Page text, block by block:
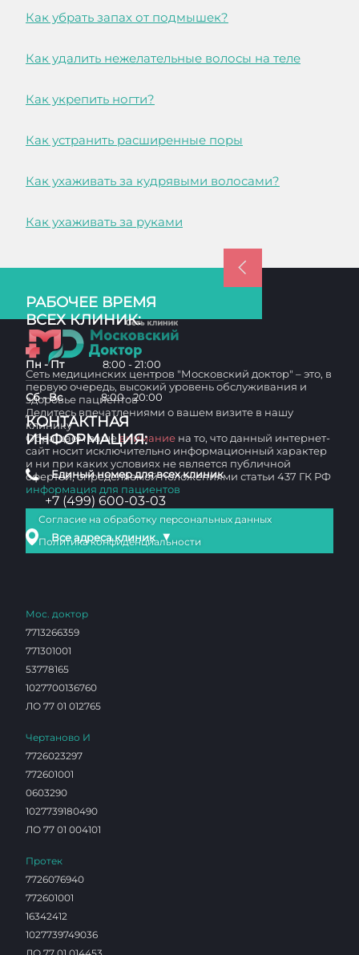
Как убрать запах от подмышек?
Как удалить нежелательные волосы на теле
Как укрепить ногти?
Как устранить расширенные поры
Как ухаживать за кудрявыми волосами?
Как ухаживать за руками
РАБОЧЕЕ ВРЕМЯ
ВСЕХ КЛИНИК:
Пн - Пт 8:00 - 21:00
Сб - Вс 8:00 - 20:00
КОНТАКТНАЯ
ИНФОРМАЦИЯ:
Единый номер для всех клиник
+7 (499) 600-03-03
Все адреса клиник ▼
Сеть медицинских центров "Московский доктор" – это, в
первую очередь, высокий уровень обслуживания и
здоровье пациентов
Делитесь впечатлениями о вашем визите в нашу
клинику
Обращаем вашевнимание на то, что данный интернет-
сайт носит исключительно информационный характер
и ни при каких условиях не является публичной
офертой, определяемой положениями статьи 437 ГК РФ
информация для пациентов
Согласие на обработку персональных данных
Политика конфиденциальности
Мос. доктор
7713266359
771301001
53778165
1027700136760
ЛО 77 01 012765
Чертаново И
7726023297
772601001
0603290
1027739180490
ЛО 77 01 004101
Протек
7726076940
772601001
16342412
1027739749036